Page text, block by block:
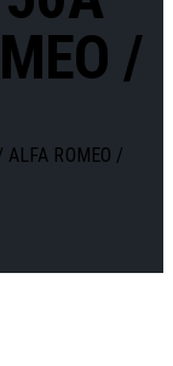
/
ALFA ROMEO /